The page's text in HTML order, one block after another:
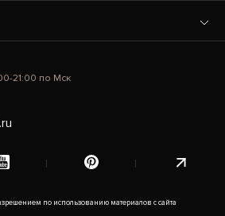
21:00 по Мск
по использованию материалов с сайта